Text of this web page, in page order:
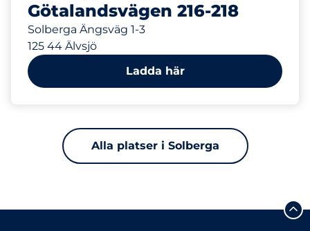
Götalandsvägen 216-218
Solberga Ängsväg 1-3
125 44 Älvsjö
Ladda här
Alla platser i Solberga